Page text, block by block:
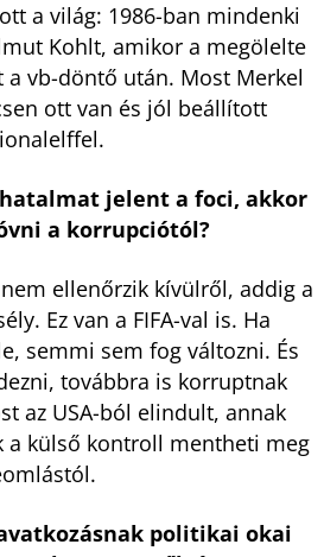
a világ: 1986-ban mindenki
Kohlt, amikor a megölelte
vb-döntő után. Most Merkel
ott van és jól beállított
jelent a foci, akkor
a korrupciótól?
ellenőrzik kívülről, addig a
Ez van a FIFA-val is. Ha
semmi sem fog változni. És
továbbra is korruptnak
az USA-ból elindult, annak
a külső kontroll mentheti meg
politikai okai